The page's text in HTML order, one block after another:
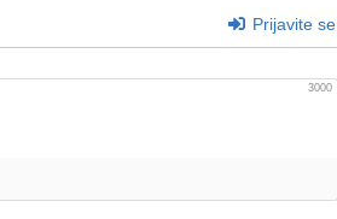
Prijavite se
3000